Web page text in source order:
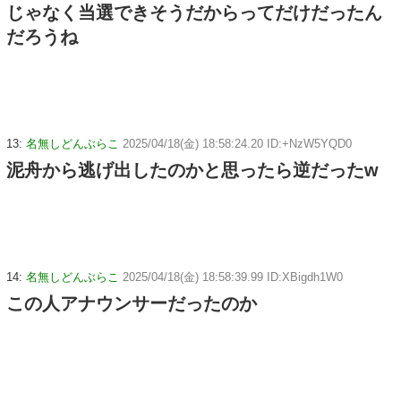
じゃなく当選できそうだからってだけだったん
だろうね
13: 名無しどんぶらこ 2025/04/18(金) 18:58:24.20 ID:+NzW5YQD0
泥舟から逃げ出したのかと思ったら逆だったw
14: 名無しどんぶらこ 2025/04/18(金) 18:58:39.99 ID:XBigdh1W0
この人アナウンサーだったのか